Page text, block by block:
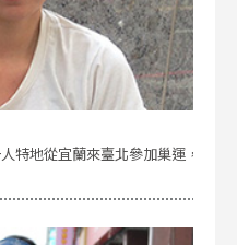
特地從宜蘭來臺北參加巢運，